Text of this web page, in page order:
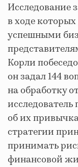
Исследование
в ходе
успешными
Корли
он задал 144
на обработку
исследователь
об их
стратегии
принимать
финансовой